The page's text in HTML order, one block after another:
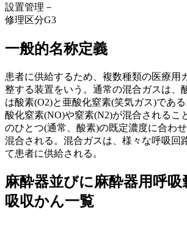
設置管理 －
修理区分G3
一般的名称定義
患者に供給するため、複数種類の医療用
整する装置をいう。通常の混合ガスは、
は酸素(O2)と亜酸化窒素(笑気ガス)であ
酸化窒素(NO)や窒素(N2)が混合されるこ
のひとつ(通常、酸素)の既定濃度に合わ
混合される。混合ガスは、様々な呼吸回
て患者に供給される。
麻酔器並びに麻酔器用呼吸
吸収かん一覧